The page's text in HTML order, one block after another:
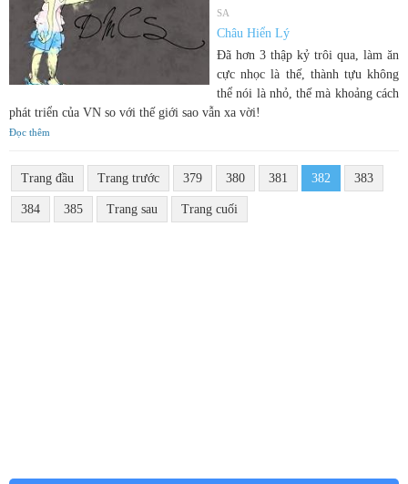
SA
Châu Hiển Lý
Đã hơn 3 thập kỷ trôi qua, làm ăn
cực nhọc là thế, thành tựu không
thể nói là nhỏ, thế mà khoảng cách
phát triển của VN so với thế giới sao vẫn xa vời!
Đọc thêm
Trang đầu Trang trước 379 380 381 382 383
384 385 Trang sau Trang cuối